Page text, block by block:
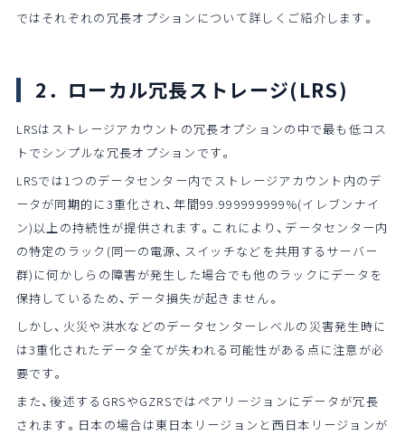
ではそれぞれの冗長オプションについて詳しくご紹介します。
2．ローカル冗長ストレージ(LRS)
LRSはストレージアカウントの冗長オプションの中で最も低コス
トでシンプルな冗長オプションです。
LRSでは1つのデータセンター内でストレージアカウント内のデ
ータが同期的に3重化され、年間99.999999999%(イレブンナイ
ン)以上の持続性が提供されます。これにより、データセンター内
の特定のラック(同一の電源、スイッチなどを共用するサーバー
群)に何かしらの障害が発生した場合でも他のラックにデータを
保持しているため、データ損失が起きません。
しかし、火災や洪水などのデータセンターレベルの災害発生時に
は3重化されたデータ全てが失われる可能性がある点に注意が必
要です。
また、後述するGRSやGZRSではペアリージョンにデータが冗長
されます。日本の場合は東日本リージョンと西日本リージョンが